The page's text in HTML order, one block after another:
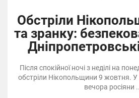
Обстріли
та зранку:
Після спокійної ночі з неділі на
обстріли Нікопольщини 9 жовтня. У
вечора росіяни